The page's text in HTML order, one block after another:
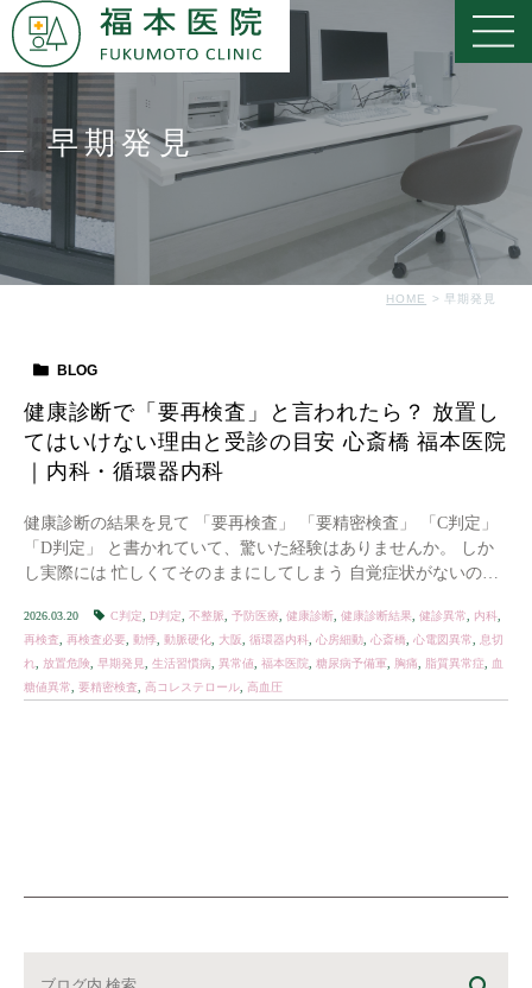
早期発見
HOME 早期発見
BLOG
健康診断で「要再検査」と言われたら？ 放置し
てはいけない理由と受診の目安 心斎橋 福本医院
｜内科・循環器内科
健康診断の結果を見て 「要再検査」 「要精密検査」 「C判定」
「D判定」 と書かれていて、驚いた経験はありませんか。 しか
し実際には 忙しくてそのままにしてしまう 自覚症状がないので
2026.03.20 C判定 D判定 不整脈 予防医療 健康診断 健康診断結果 健診異常 内科
再検査
再検査必要 動悸 動脈硬化 大阪 循環器内科 心房細動 心斎橋 心電図異常
息切
れ
放置危険 早期発見 生活習慣病 異常値 福本医院 糖尿病予備軍 胸痛 脂質異常症
血
糖値異常
要精密検査 高コレステロール 高血圧